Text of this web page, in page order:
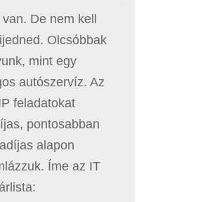
De nem kell
Olcsóbbak
mint egy
autószervíz. Az
feladatokat
pontosabban
alapon
Íme az IT